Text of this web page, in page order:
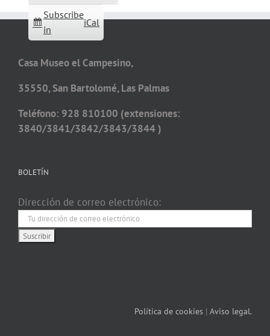
Subscribe
in
iCal
Casa Museo el Campesino,
35550, San Bartolomé, Las Palmas
Teléfono: 928 810100 (extensiones:
3840/3841/3842/3843/3844 )
BOLETÍN
Dirección de correo electrónico:
Política de cookies | Aviso legal.